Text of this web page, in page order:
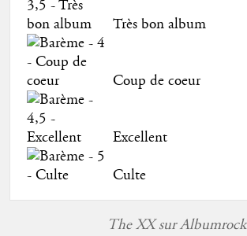
Très bon album
Coup de coeur
Excellent
Culte
The XX sur Albumrock